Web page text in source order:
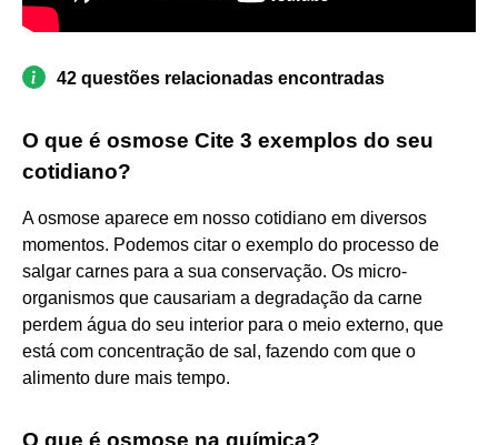
42 questões relacionadas encontradas
O que é osmose Cite 3 exemplos do seu
cotidiano?
A osmose aparece em nosso cotidiano em diversos
momentos. Podemos citar o exemplo do processo de
salgar carnes para a sua conservação. Os micro-
organismos que causariam a degradação da carne
perdem água do seu interior para o meio externo, que
está com concentração de sal, fazendo com que o
alimento dure mais tempo.
O que é osmose na química?